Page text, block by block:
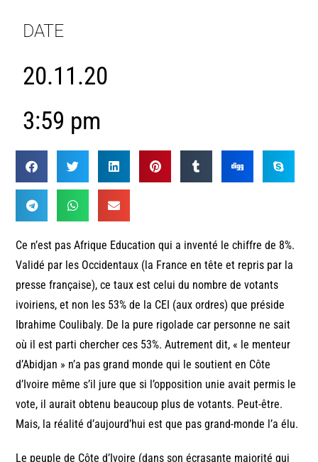
DATE
20.11.20
3:59 pm
Ce n’est pas Afrique Education qui a inventé le chiffre de 8%.
Validé par les Occidentaux (la France en tête et repris par la
presse française), ce taux est celui du nombre de votants
ivoiriens, et non les 53% de la CEI (aux ordres) que préside
Ibrahime Coulibaly. De la pure rigolade car personne ne sait
où il est parti chercher ces 53%. Autrement dit, « le menteur
d’Abidjan » n’a pas grand monde qui le soutient en Côte
d’Ivoire même s’il jure que si l’opposition unie avait permis le
vote, il aurait obtenu beaucoup plus de votants. Peut-être.
Mais, la réalité d’aujourd’hui est que pas grand-monde l’a élu.
Le peuple de Côte d’Ivoire (dans son écrasante majorité qui